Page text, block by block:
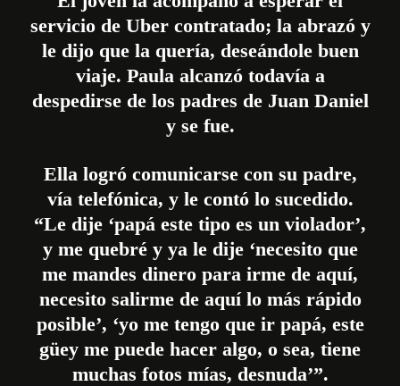
servicio de Uber contratado; la abrazó y
le dijo que la quería, deseándole buen
viaje. Paula alcanzó todavía a
despedirse de los padres de Juan Daniel
y se fue.
Ella logró comunicarse con su padre,
vía telefónica, y le contó lo sucedido.
“Le dije ‘papá este tipo es un violador’,
y me quebré y ya le dije ‘necesito que
me mandes dinero para irme de aquí,
necesito salirme de aquí lo más rápido
posible’, ‘yo me tengo que ir papá, este
güey me puede hacer algo, o sea, tiene
muchas fotos mías, desnuda’”.